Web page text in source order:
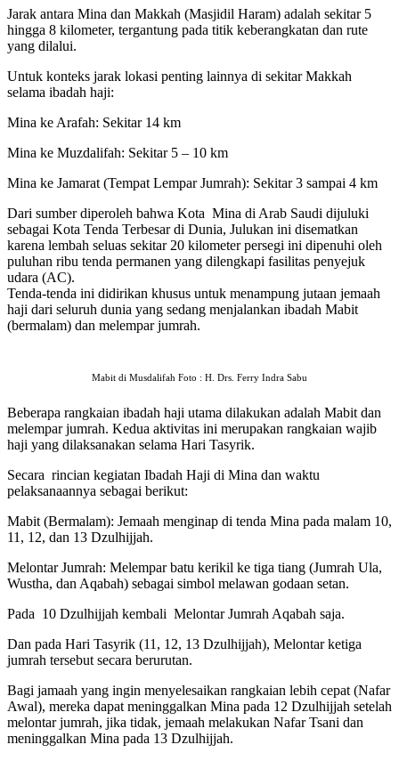
Jarak antara Mina dan Makkah (Masjidil Haram) adalah sekitar 5
hingga 8 kilometer, tergantung pada titik keberangkatan dan rute
yang dilalui.
Untuk konteks jarak lokasi penting lainnya di sekitar Makkah
selama ibadah haji:
Mina ke Arafah: Sekitar 14 km
Mina ke Muzdalifah: Sekitar 5 – 10 km
Mina ke Jamarat (Tempat Lempar Jumrah): Sekitar 3 sampai 4 km
Dari sumber diperoleh bahwa Kota Mina di Arab Saudi dijuluki
sebagai Kota Tenda Terbesar di Dunia, Julukan ini disematkan
karena lembah seluas sekitar 20 kilometer persegi ini dipenuhi oleh
puluhan ribu tenda permanen yang dilengkapi fasilitas penyejuk
udara (AC).
Tenda-tenda ini didirikan khusus untuk menampung jutaan jemaah
haji dari seluruh dunia yang sedang menjalankan ibadah Mabit
(bermalam) dan melempar jumrah.
Mabit di Musdalifah Foto : H. Drs. Ferry Indra Sabu
Beberapa rangkaian ibadah haji utama dilakukan adalah Mabit dan
melempar jumrah. Kedua aktivitas ini merupakan rangkaian wajib
haji yang dilaksanakan selama Hari Tasyrik.
Secara rincian kegiatan Ibadah Haji di Mina dan waktu
pelaksanaannya sebagai berikut:
Mabit (Bermalam): Jemaah menginap di tenda Mina pada malam 10,
11, 12, dan 13 Dzulhijjah.
Melontar Jumrah: Melempar batu kerikil ke tiga tiang (Jumrah Ula,
Wustha, dan Aqabah) sebagai simbol melawan godaan setan.
Pada 10 Dzulhijjah kembali Melontar Jumrah Aqabah saja.
Dan pada Hari Tasyrik (11, 12, 13 Dzulhijjah), Melontar ketiga
jumrah tersebut secara berurutan.
Bagi jamaah yang ingin menyelesaikan rangkaian lebih cepat (Nafar
Awal), mereka dapat meninggalkan Mina pada 12 Dzulhijjah setelah
melontar jumrah, jika tidak, jemaah melakukan Nafar Tsani dan
meninggalkan Mina pada 13 Dzulhijjah.